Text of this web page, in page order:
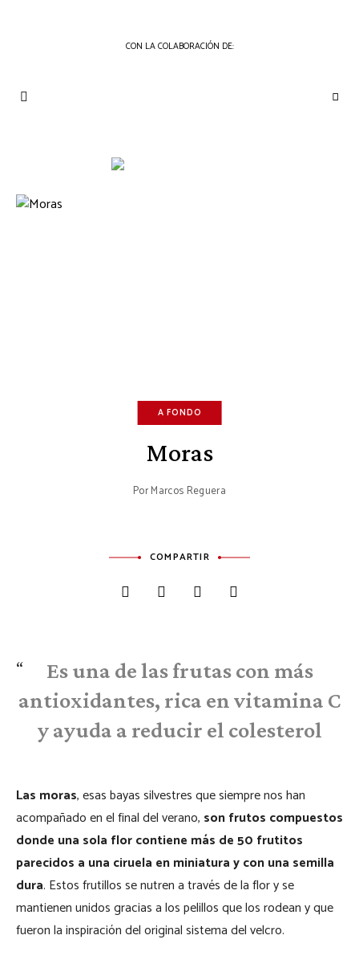
CON LA COLABORACIÓN DE:
Periódico
A FONDO
Moras
PorMarcos Reguera
COMPARTIR
Es una de las frutas con más
antioxidantes, rica en vitamina C
y ayuda a reducir el colesterol
Las moras, esas bayas silvestres que siempre nos han
acompañado en el final del verano, son frutos compuestos
donde una sola flor contiene más de 50 frutitos
parecidos a una ciruela en miniatura y con una semilla
dura. Estos frutillos se nutren a través de la flor y se
mantienen unidos gracias a los pelillos que los rodean y que
fueron la inspiración del original sistema del velcro.